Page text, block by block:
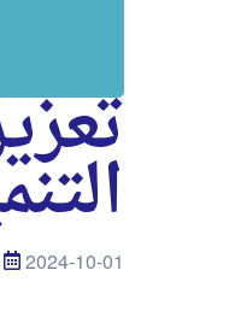
2024-10-01